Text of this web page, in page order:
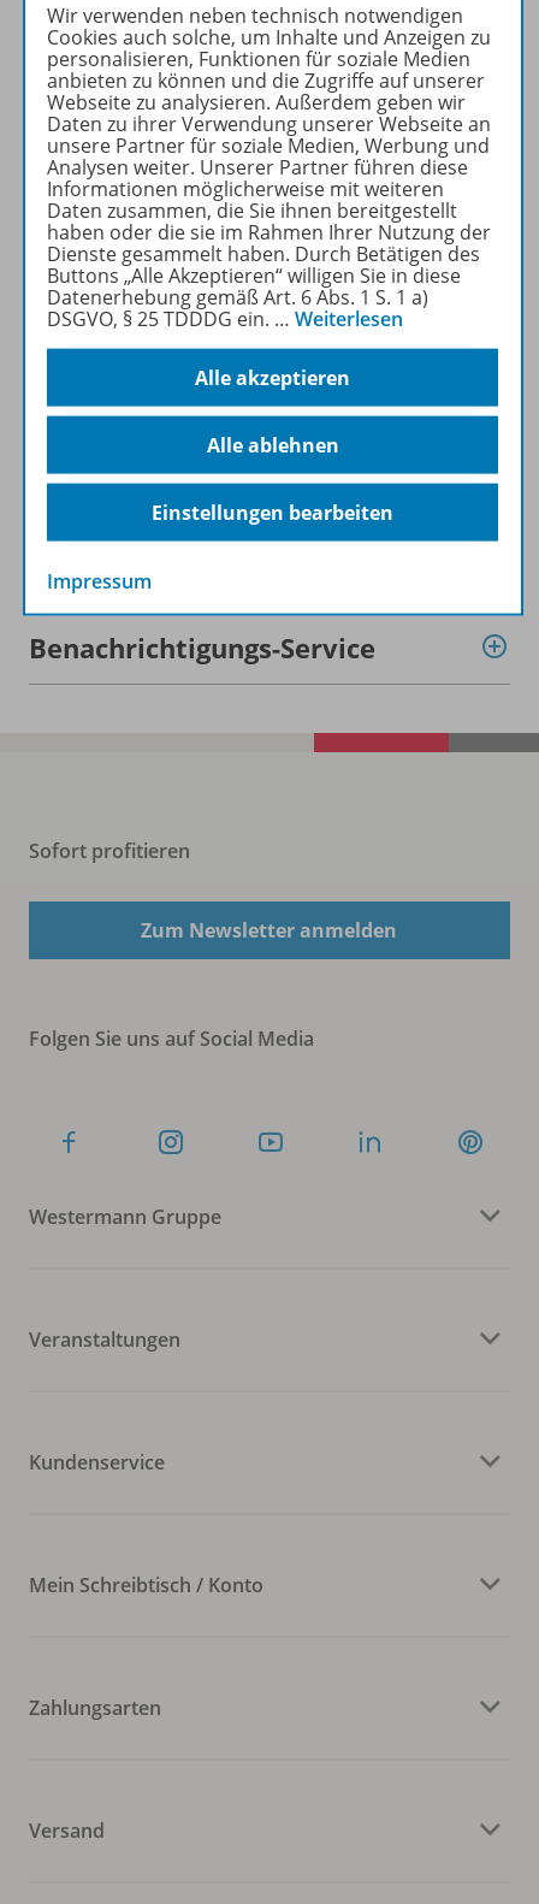
Produktinformationen
Beschreibung
Zugehörige Produkte
Inhaltsverzeichnis
Planungshilfen
Benachrichtigungs-Service
Sofort profitieren
Zum Newsletter anmelden
Folgen Sie uns auf Social Media
Westermann Gruppe
Veranstaltungen
Kundenservice
Mein Schreibtisch / Konto
Zahlungsarten
Versand
Wir verwenden neben technisch notwendigen
Cookies auch solche, um Inhalte und Anzeigen zu
personalisieren, Funktionen für soziale Medien
anbieten zu können und die Zugriffe auf unserer
Webseite zu analysieren. Außerdem geben wir
Daten zu ihrer Verwendung unserer Webseite an
unsere Partner für soziale Medien, Werbung und
Analysen weiter. Unserer Partner führen diese
Informationen möglicherweise mit weiteren
Daten zusammen, die Sie ihnen bereitgestellt
haben oder die sie im Rahmen Ihrer Nutzung der
Dienste gesammelt haben. Durch Betätigen des
Buttons „Alle Akzeptieren“ willigen Sie in diese
Datenerhebung gemäß Art. 6 Abs. 1 S. 1 a)
DSGVO, § 25 TDDDG ein. … Weiterlesen
Alle akzeptieren
Alle ablehnen
Einstellungen bearbeiten
Impressum